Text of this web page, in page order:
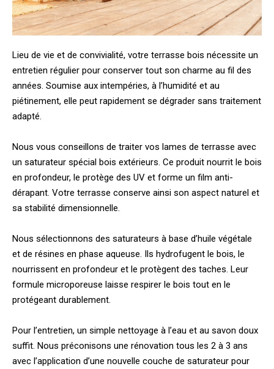
Lieu de vie et de convivialité, votre terrasse bois nécessite un
entretien régulier pour conserver tout son charme au fil des
années. Soumise aux intempéries, à l’humidité et au
piétinement, elle peut rapidement se dégrader sans traitement
adapté.
Nous vous conseillons de traiter vos lames de terrasse avec
un saturateur spécial bois extérieurs. Ce produit nourrit le bois
en profondeur, le protège des UV et forme un film anti-
dérapant. Votre terrasse conserve ainsi son aspect naturel et
sa stabilité dimensionnelle.
Nous sélectionnons des saturateurs à base d’huile végétale
et de résines en phase aqueuse. Ils hydrofugent le bois, le
nourrissent en profondeur et le protègent des taches. Leur
formule microporeuse laisse respirer le bois tout en le
protégeant durablement.
Pour l’entretien, un simple nettoyage à l’eau et au savon doux
suffit. Nous préconisons une rénovation tous les 2 à 3 ans
avec l’application d’une nouvelle couche de saturateur pour